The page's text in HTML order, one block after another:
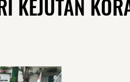
KEJUTAN